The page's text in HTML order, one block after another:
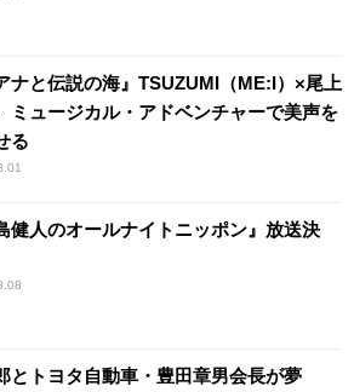
ナと伝説の海』TSUZUMI（ME:I）×尾上
ミュージカル・アドベンチャーで美声を
る
健人のオールナイトニッポン』放送決
とトヨタ自動車・豊田章男会長が夢